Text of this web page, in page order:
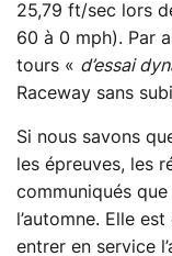
25,79 ft/sec lors
60 à 0 mph). Par
tours « d’essai
Raceway sans
Si nous savons
les épreuves, les
communiqués
l’automne. Elle
entrer en service